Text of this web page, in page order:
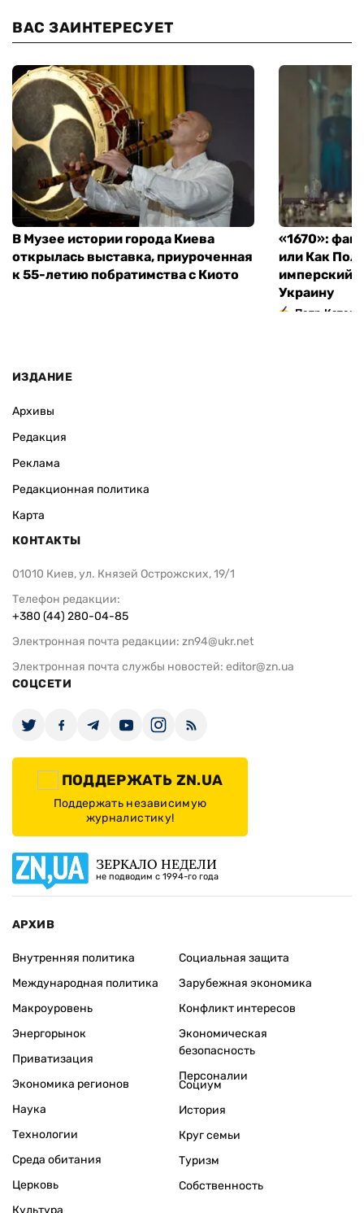
ВАС ЗАИНТЕРЕСУЕТ
В Музее истории города Киева
открылась выставка, приуроченная
к 55-летию побратимства с Киото
«1670»:
или Как
имперский
Украину
Петр
ИЗДАНИЕ
Архивы
Редакция
Реклама
Редакционная политика
Карта
КОНТАКТЫ
01010 Киев, ул. Князей Острожских, 19/1
Телефон редакции:
+380 (44) 280-04-85
Электронная почта редакции: zn94@ukr.net
Электронная почта службы новостей: editor@zn.ua
СОЦСЕТИ
ПОДДЕРЖАТЬ ZN.UA
Поддержать независимую
журналистику!
ЗЕРКАЛО НЕДЕЛИ
не подводим с 1994-го года
АРХИВ
Внутренняя политика
Международная политика
Макроуровень
Энергорынок
Приватизация
Экономика регионов
Социальная защита
Зарубежная экономика
Конфликт интересов
Экономическая
безопасность
Персоналии
Наука
Технологии
Среда обитания
Церковь
Социум
История
Круг семьи
Туризм
Собственность